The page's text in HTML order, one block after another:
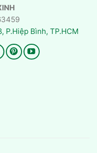
P.Hiệp Bình, TP.HCM